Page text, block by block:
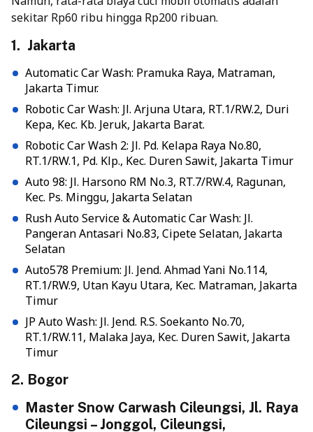
sekitar Rp60 ribu hingga Rp200 ribuan.
1. Jakarta
Automatic Car Wash: Pramuka Raya, Matraman,
Jakarta Timur.
Robotic Car Wash: Jl. Arjuna Utara, RT.1/RW.2, Duri
Kepa, Kec. Kb. Jeruk, Jakarta Barat.
Robotic Car Wash 2: Jl. Pd. Kelapa Raya No.80,
RT.1/RW.1, Pd. Klp., Kec. Duren Sawit, Jakarta Timur
Auto 98: Jl. Harsono RM No.3, RT.7/RW.4, Ragunan,
Kec. Ps. Minggu, Jakarta Selatan
Rush Auto Service & Automatic Car Wash: Jl.
Pangeran Antasari No.83, Cipete Selatan, Jakarta
Selatan
Auto578 Premium: Jl. Jend. Ahmad Yani No.114,
RT.1/RW.9, Utan Kayu Utara, Kec. Matraman, Jakarta
Timur
JP Auto Wash: Jl. Jend. R.S. Soekanto No.70,
RT.1/RW.11, Malaka Jaya, Kec. Duren Sawit, Jakarta
Timur
2. Bogor
Master Snow Carwash Cileungsi, Jl. Raya
Cileungsi – Jonggol, Cileungsi,